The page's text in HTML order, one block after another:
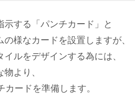
示する「パンチカード」と
様なカードを設置しますが、
ルをデザインする為には、
より、
ードを準備します。